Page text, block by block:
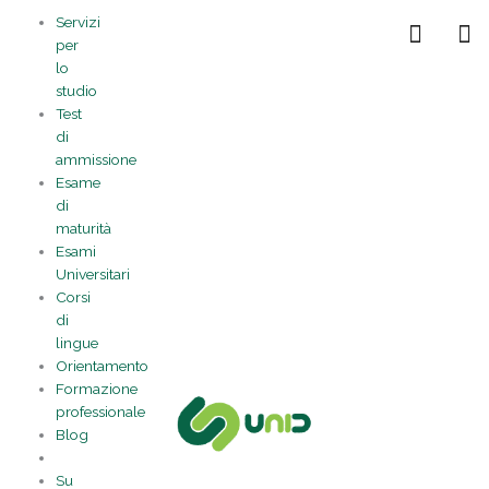
contenuto
Servizi
per
lo
studio
Test
di
ammissione
Esame
di
maturità
Esami
Universitari
Corsi
di
lingue
Orientamento
Formazione
professionale
Blog
Su